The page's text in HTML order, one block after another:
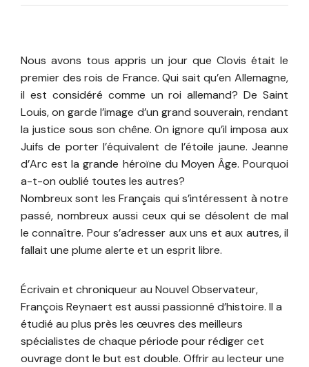
Nous avons tous appris un jour que Clovis était le
premier des rois de France. Qui sait qu’en Allemagne,
il est considéré comme un roi allemand? De Saint
Louis, on garde l’image d’un grand souverain, rendant
la justice sous son chêne. On ignore qu’il imposa aux
Juifs de porter l’équivalent de l’étoile jaune. Jeanne
d’Arc est la grande héroïne du Moyen Âge. Pourquoi
a-t-on oublié toutes les autres?
Nombreux sont les Français qui s’intéressent à notre
passé, nombreux aussi ceux qui se désolent de mal
le connaître. Pour s’adresser aux uns et aux autres, il
fallait une plume alerte et un esprit libre.
Écrivain et chroniqueur au Nouvel Observateur,
François Reynaert est aussi passionné d’histoire. Il a
étudié au plus près les œuvres des meilleurs
spécialistes de chaque période pour rédiger cet
ouvrage dont le but est double. Offrir au lecteur une